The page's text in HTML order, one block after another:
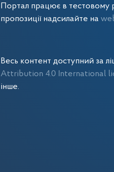
Портал працює в тестовому
пропозиції надсилайте на
Весь контент доступний за
Attribution 4.0 International
інше.